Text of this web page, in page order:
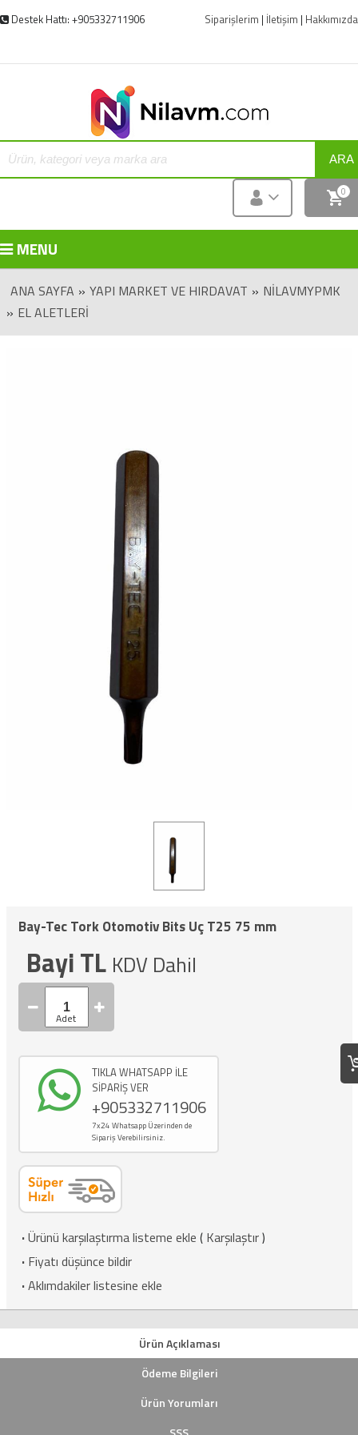
Destek Hattı: +905332711906 Siparişlerim | İletişim | Hakkımızda
ARA
0
MENU
ANA SAYFA » YAPI MARKET VE HIRDAVAT » NILAVMYPMK
» EL ALETLERI
Bay-Tec Tork Otomotiv Bits Uç T25 75 mm
Bayi TL KDV Dahil
TIKLA WHATSAPP İLE
SİPARİŞ VER
+905332711906
7x24 Whatsapp Üzerinden de
Sipariş Verebilirsiniz.
·Ürünü karşılaştırma listeme ekle ( Karşılaştır)
· Fiyatı düşünce bildir
·Aklımdakiler listesine ekle
Ürün Açıklaması
Ödeme Bilgileri
Ürün Yorumları